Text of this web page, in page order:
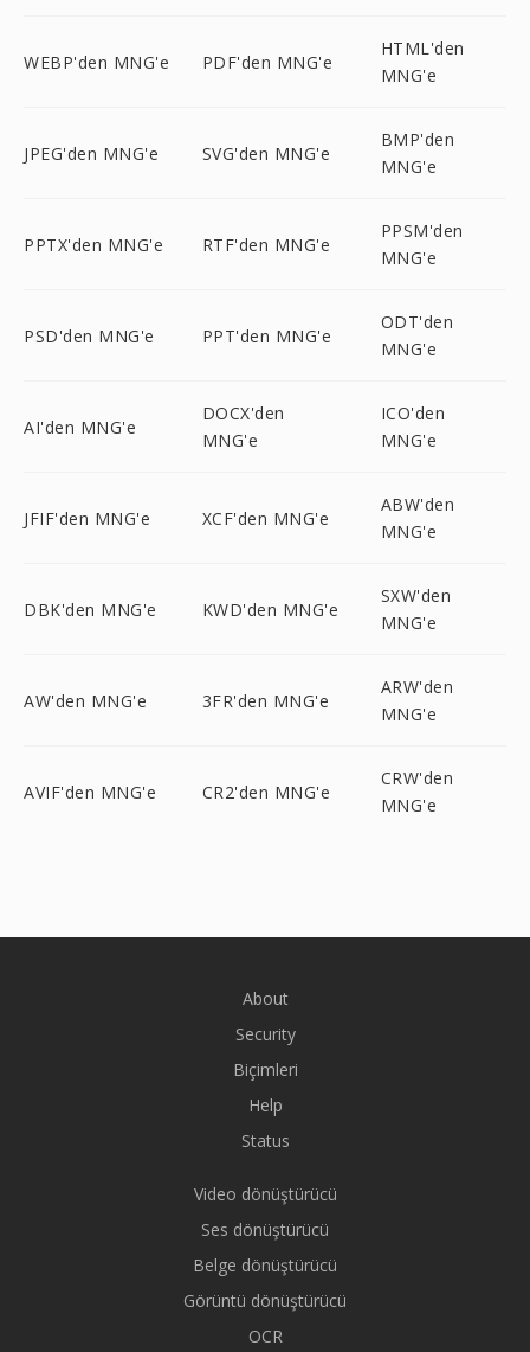
WEBP'den MNG'e PDF'den MNG'e
HTML'den
MNG'e
JPEG'den MNG'e SVG'den MNG'e
BMP'den
MNG'e
PPTX'den MNG'e RTF'den MNG'e
PPSM'den
MNG'e
PSD'den MNG'e PPT'den MNG'e
ODT'den
MNG'e
AI'den MNG'e
DOCX'den
MNG'e
ICO'den
MNG'e
JFIF'den MNG'e XCF'den MNG'e
ABW'den
MNG'e
DBK'den MNG'e KWD'den MNG'e
SXW'den
MNG'e
AW'den MNG'e 3FR'den MNG'e
ARW'den
MNG'e
AVIF'den MNG'e CR2'den MNG'e
CRW'den
MNG'e
About
Security
Biçimleri
Help
Status
Video dönüştürücü
Ses dönüştürücü
Belge dönüştürücü
Görüntü dönüştürücü
OCR